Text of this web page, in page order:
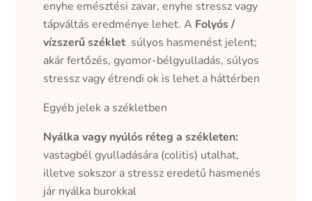
enyhe emésztési zavar, enyhe stressz vagy
tápváltás eredménye lehet. A Folyós /
vízszerű széklet súlyos hasmenést jelent;
akár fertőzés, gyomor-bélgyulladás, súlyos
stressz vagy étrendi ok is lehet a háttérben
Egyéb jelek a székletben
Nyálka vagy nyúlós réteg a székleten:
vastagbél gyulladására (colitis) utalhat,
illetve sokszor a stressz eredetű hasmenés
jár nyálka burokkal